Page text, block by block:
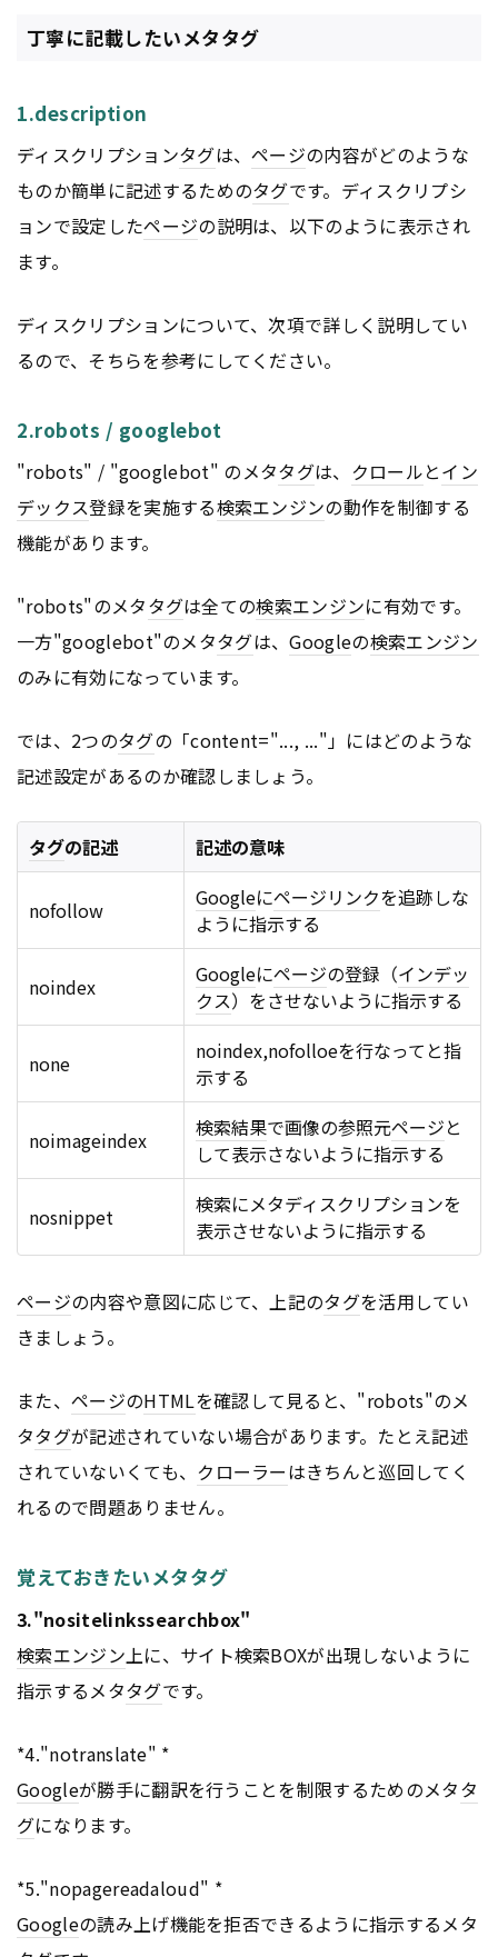
丁寧に記載したいメタタグ
1.description
ディスクリプションタグは、ページの内容がどのような
ものか簡単に記述するためのタグです。ディスクリプシ
ョンで設定したページの説明は、以下のように表示され
ます。
ディスクリプションについて、次項で詳しく説明してい
るので、そちらを参考にしてください。
2.robots / googlebot
"robots" / "googlebot" のメタタグは、 クロールとイン
デックス登録を実施する検索エンジンの動作を制御する
機能があります。
"robots"のメタタグは全ての検索エンジンに有効です。
一方"googlebot"のメタタグは、Googleの検索エンジン
のみに有効になっています。
では、2つのタグの「content="..., ..."」にはどのような
記述設定があるのか確認しましょう。
タグの記述 記述の意味
nofollow Googleにページリンクを追跡しな
ように指示する
noindex Googleにページの登録（インデッ
クス）をさせないように指示する
none
noindex,nofolloeを行なってと指
示する
noimageindex 検索結果で画像の参照元ページと
して表示さないように指示する
nosnippet
検索にメタディスクリプションを
表示させないように指示する
ページの内容や意図に応じて、上記のタグを活用してい
きましょう。
また、 ページのHTMLを確認して見ると、"robots"のメ
タタグが記述されていない場合があります。たとえ記述
されていないくても、 クローラーはきちんと巡回してく
れるので問題ありません。
覚えておきたいメタタグ
3."nositelinkssearchbox"
検索エンジン 上に、サイト検索BOXが出現しないように
指示するメタタグです。
*4."notranslate" *
Googleが勝手に翻訳を行うことを制限するためのメタタ
グになります。
*5."nopagereadaloud" *
Googleの読み上げ機能を拒否できるように指示するメタ